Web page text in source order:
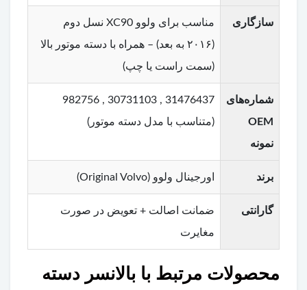
سازگاری
مناسب برای ولوو XC90 نسل دوم
(۲۰۱۶ به بعد) – همراه با دسته موتور بالا
(سمت راست یا چپ)
شماره‌های
OEM
نمونه
31476437 , 30731103 , 982756
(متناسب با مدل دسته موتور)
برند اورجینال ولوو (Original Volvo)
گارانتی
ضمانت اصالت + تعویض در صورت
مغایرت
محصولات مرتبط با بالانسر دسته